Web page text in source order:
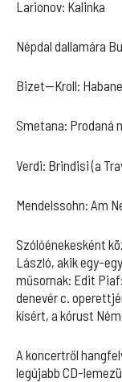
Larionov: Kalinka
Népdal dallamára
Bizet—Kroll:
Smetana: Prodaná
Verdi: Brindisi (a
Mendelssohn: Am
Szólóénekesként
László, akik egy-
műsornak: Edit
denevér c.
kísért, a kórust
A koncertről
legújabb CD-